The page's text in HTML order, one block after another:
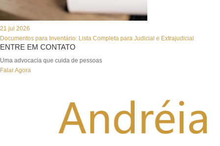
21 jul 2026
Documentos para Inventário: Lista Completa para Judicial e Extrajudicial
ENTRE EM CONTATO
Uma advocacia que cuida de pessoas
Falar Agora